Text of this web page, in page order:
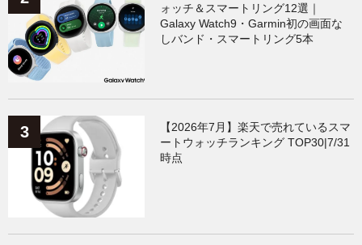
ォッチ＆スマートリング12選｜
Galaxy Watch9・Garmin初の画面な
しバンド・スマートリング5本
【2026年7月】楽天で売れているスマ
ートウォッチランキング TOP30|7/31
時点